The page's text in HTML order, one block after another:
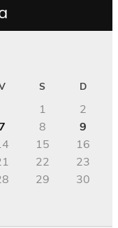
S D
1
2
8
9
15
16
22
23
29
30